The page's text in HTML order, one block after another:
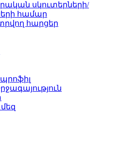
սկուտերների/
համար
հարցեր